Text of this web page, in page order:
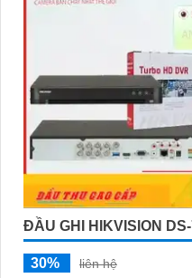
ĐẦU GHI HIKVISION
30%
liên hệ